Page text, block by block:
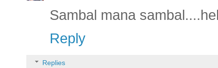
Sambal mana
Reply
Replies